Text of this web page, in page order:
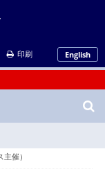
印刷 English
催）